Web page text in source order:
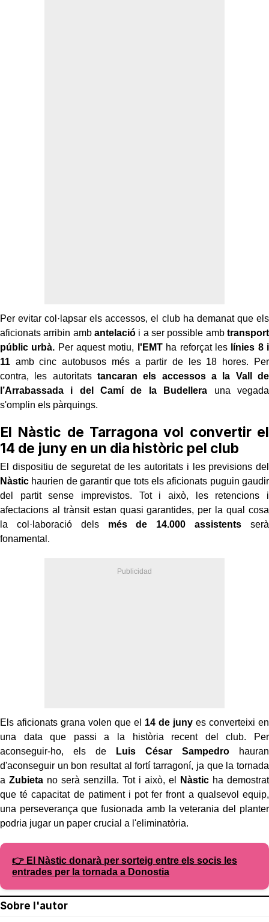
Per evitar col·lapsar els accessos, el club ha demanat que els
aficionats arribin amb antelaciói a ser possible amb transport
públic urbà. Per aquest motiu, l'EMTha reforçat leslínies 8 i
11 amb cinc autobusos més a partir de les 18 hores. Per
contra, les autoritats tancaran els accessos a la Vall de
l’Arrabassada i del Camí de la Budellera una vegada
s'omplin els pàrquings.
El Nàstic de Tarragona vol convertir el
14 de juny en un dia històric pel club
El dispositiu de seguretat de les autoritats i les previsions del
Nàstic haurien de garantir que tots els aficionats puguin gaudir
del partit sense imprevistos. Tot i això, les retencions i
afectacions al trànsit estan quasi garantides, per la qual cosa
la col·laboració delsmés de 14.000 assistents serà
fonamental.
Els aficionats grana volen que el 14 de junyes converteixi en
una data que passi a la història recent del club. Per
aconseguir-ho, els de
Luis César Sampedrohauran
d'aconseguir un bon resultat al fortí tarragoní, ja que la tornada
a Zubieta no serà senzilla. Tot i això, el Nàsticha demostrat
que té capacitat de patiment i pot fer front a qualsevol equip,
una perseverança que fusionada amb la veterania del planter
podria jugar un paper crucial a l'eliminatòria.
👉 El Nàstic donarà per sorteig entre els socis les
entrades per la tornada a Donostia
Sobre l'autor